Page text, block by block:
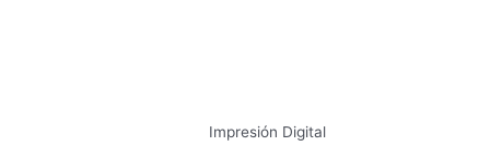
Impresión Digital